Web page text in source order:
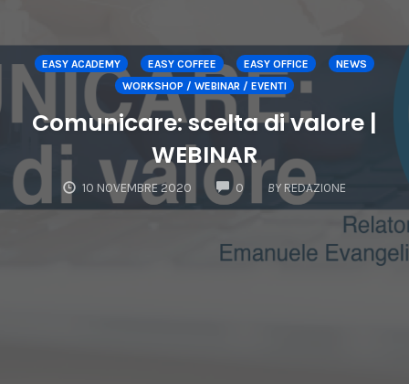
EASY ACADEMY EASY COFFEE EASY OFFICE
NEWS
WORKSHOP / WEBINAR / EVENTI
Comunicare: scelta di valore |
WEBINAR
10 NOVEMBRE 2020 0COMMENTS
BY REDAZIONE